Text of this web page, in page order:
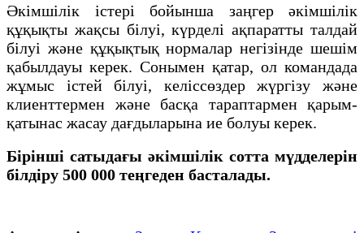
Әкімшілік істері бойынша заңгер әкімшілік
құқықты жақсы білуі, күрделі ақпаратты талдай
білуі және құқықтық нормалар негізінде шешім
қабылдауы керек. Сонымен қатар, ол командада
жұмыс істей білуі, келіссөздер жүргізу және
клиенттермен және басқа тараптармен қарым-
қатынас жасау дағдыларына ие болуы керек.
Бірінші сатыдағы әкімшілік сотта мүдделерін
білдіру 500 000 теңгеден басталады.